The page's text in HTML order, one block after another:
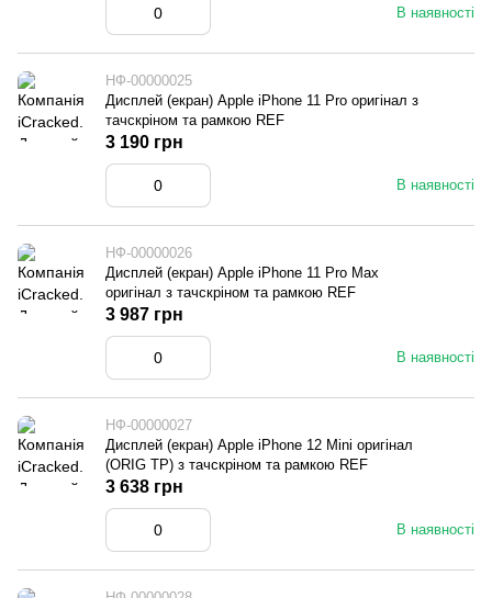
В наявності
НФ-00000025
Дисплей (екран) Apple iPhone 11 Pro оригінал з
тачскріном та рамкою REF
В наявності
3 190 грн
НФ-00000026
Дисплей (екран) Apple iPhone 11 Pro Max
оригінал з тачскріном та рамкою REF
В наявності
3 987 грн
НФ-00000027
Дисплей (екран) Apple iPhone 12 Mini оригінал
(ORIG TP) з тачскріном та рамкою REF
В наявності
3 638 грн